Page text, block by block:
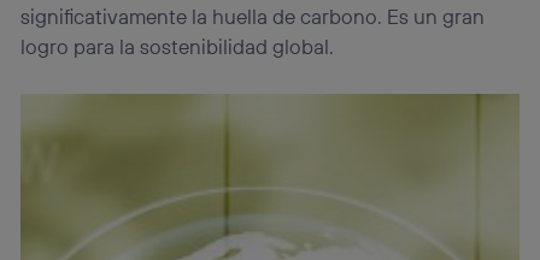
significativamente la huella de carbono. Es un gran
logro para la sostenibilidad global.